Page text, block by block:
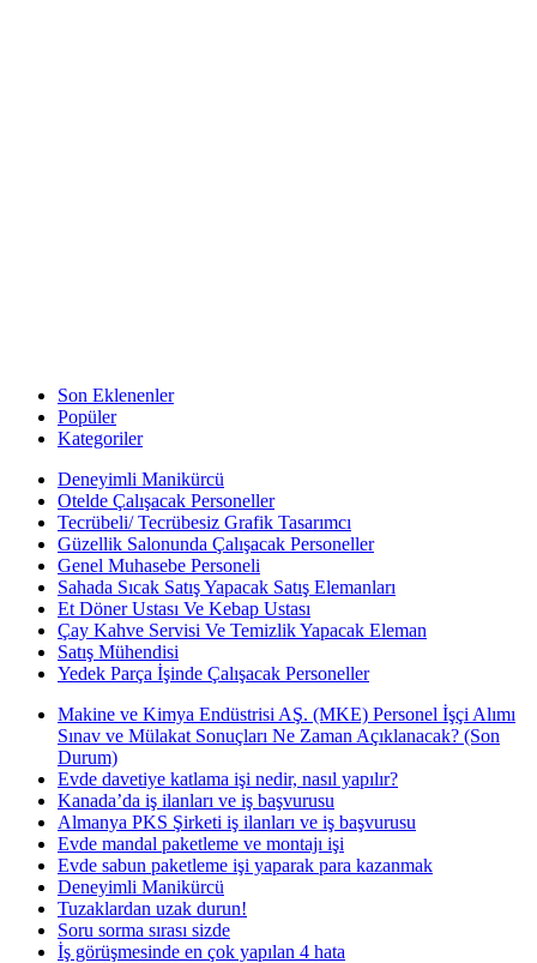
Son Eklenenler
Popüler
Kategoriler
Deneyimli Manikürcü
Otelde Çalışacak Personeller
Tecrübeli/ Tecrübesiz Grafik Tasarımcı
Güzellik Salonunda Çalışacak Personeller
Genel Muhasebe Personeli
Sahada Sıcak Satış Yapacak Satış Elemanları
Et Döner Ustası Ve Kebap Ustası
Çay Kahve Servisi Ve Temizlik Yapacak Eleman
Satış Mühendisi
Yedek Parça İşinde Çalışacak Personeller
Makine ve Kimya Endüstrisi AŞ. (MKE) Personel İşçi Alımı
Sınav ve Mülakat Sonuçları Ne Zaman Açıklanacak? (Son
Durum)
Evde davetiye katlama işi nedir, nasıl yapılır?
Kanada’da iş ilanları ve iş başvurusu
Almanya PKS Şirketi iş ilanları ve iş başvurusu
Evde mandal paketleme ve montajı işi
Evde sabun paketleme işi yaparak para kazanmak
Deneyimli Manikürcü
Tuzaklardan uzak durun!
Soru sorma sırası sizde
İş görüşmesinde en çok yapılan 4 hata